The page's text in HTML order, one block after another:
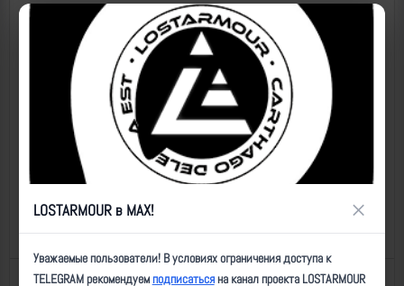
LOSTARMOUR в MAX! ×
Уважаемые пользователи! В условиях ограничения доступа к
TELEGRAM рекомендуемподписатьсяна канал проекта LOSTARMOUR